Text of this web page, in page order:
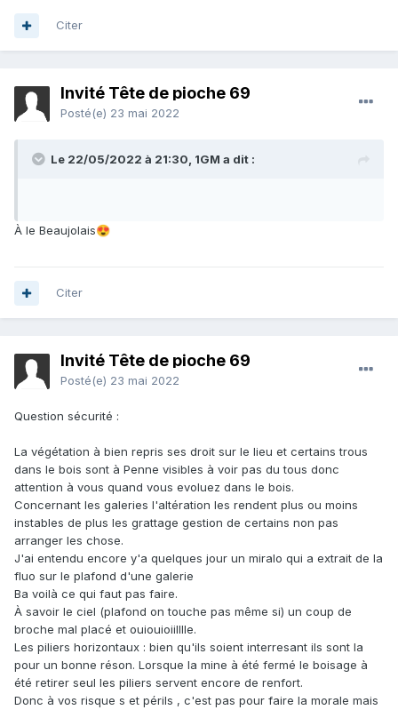
Citer
Invité Tête de pioche 69
Posté(e) 23 mai 2022
Le 22/05/2022 à 21:30, 1GM a dit :
À le Beaujolais😍
Citer
Invité Tête de pioche 69
Posté(e) 23 mai 2022
Question sécurité :
La végétation à bien repris ses droit sur le lieu et certains trous
dans le bois sont à Penne visibles à voir pas du tous donc
attention à vous quand vous evoluez dans le bois.
Concernant les galeries l'altération les rendent plus ou moins
instables de plus les grattage gestion de certains non pas
arranger les chose.
J'ai entendu encore y'a quelques jour un miralo qui a extrait de la
fluo sur le plafond d'une galerie
Ba voilà ce qui faut pas faire.
À savoir le ciel (plafond on touche pas même si) un coup de
broche mal placé et ouiouioiilllle.
Les piliers horizontaux : bien qu'ils soient interresant ils sont la
pour un bonne réson. Lorsque la mine à été fermé le boisage à
été retirer seul les piliers servent encore de renfort.
Donc à vos risque s et périls , c'est pas pour faire la morale mais